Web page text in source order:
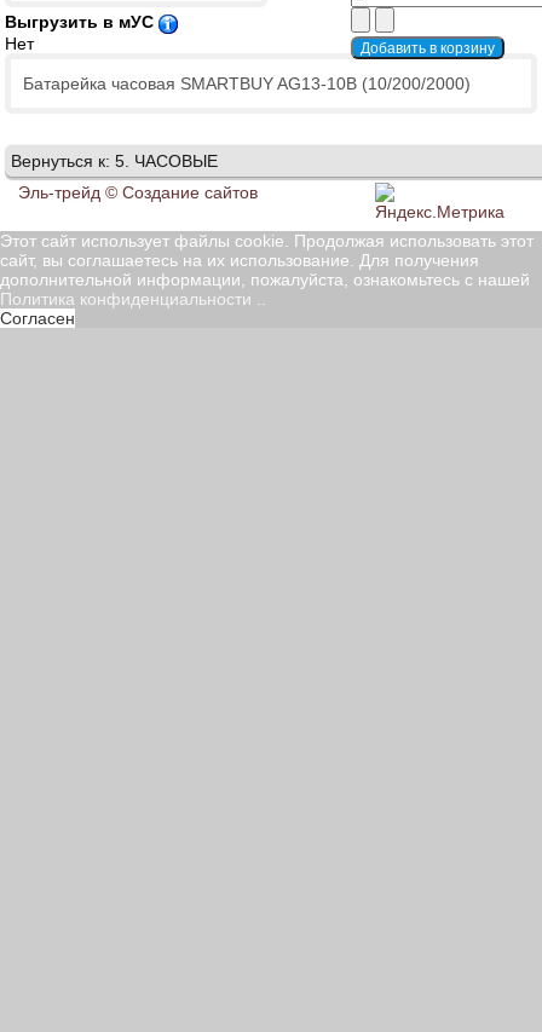
Выгрузить в мУС
Нет
Батарейка часовая SMARTBUY AG13-10B (10/200/2000)
Вернуться к: 5. ЧАСОВЫЕ
Эль-трейд © Создание сайтов
Этот сайт использует файлы cookie. Продолжая использовать этот
сайт, вы соглашаетесь на их использование. Для получения
дополнительной информации, пожалуйста, ознакомьтесь с нашей
Политика конфиденциальности
Согласен